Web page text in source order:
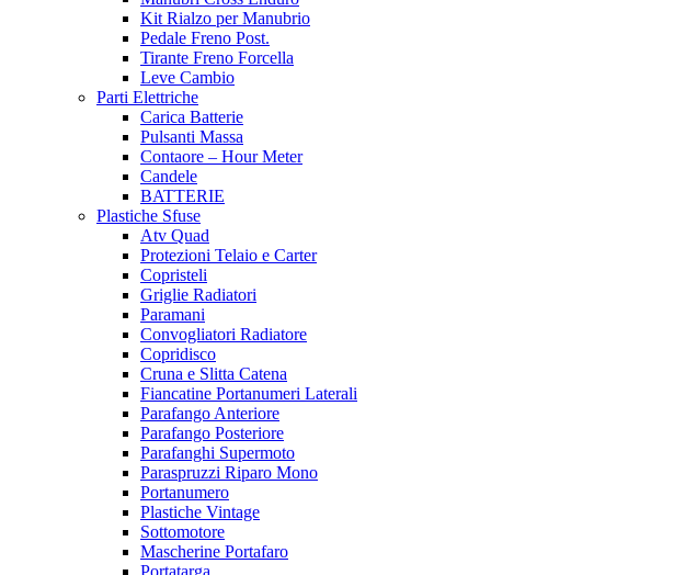
Kit Rialzo per Manubrio
Pedale Freno Post.
Tirante Freno Forcella
Leve Cambio
Parti Elettriche
Carica Batterie
Pulsanti Massa
Contaore – Hour Meter
Candele
BATTERIE
Plastiche Sfuse
Atv Quad
Protezioni Telaio e Carter
Copristeli
Griglie Radiatori
Paramani
Convogliatori Radiatore
Copridisco
Cruna e Slitta Catena
Fiancatine Portanumeri Laterali
Parafango Anteriore
Parafango Posteriore
Parafanghi Supermoto
Paraspruzzi Riparo Mono
Portanumero
Plastiche Vintage
Sottomotore
Mascherine Portafaro
Portatarga